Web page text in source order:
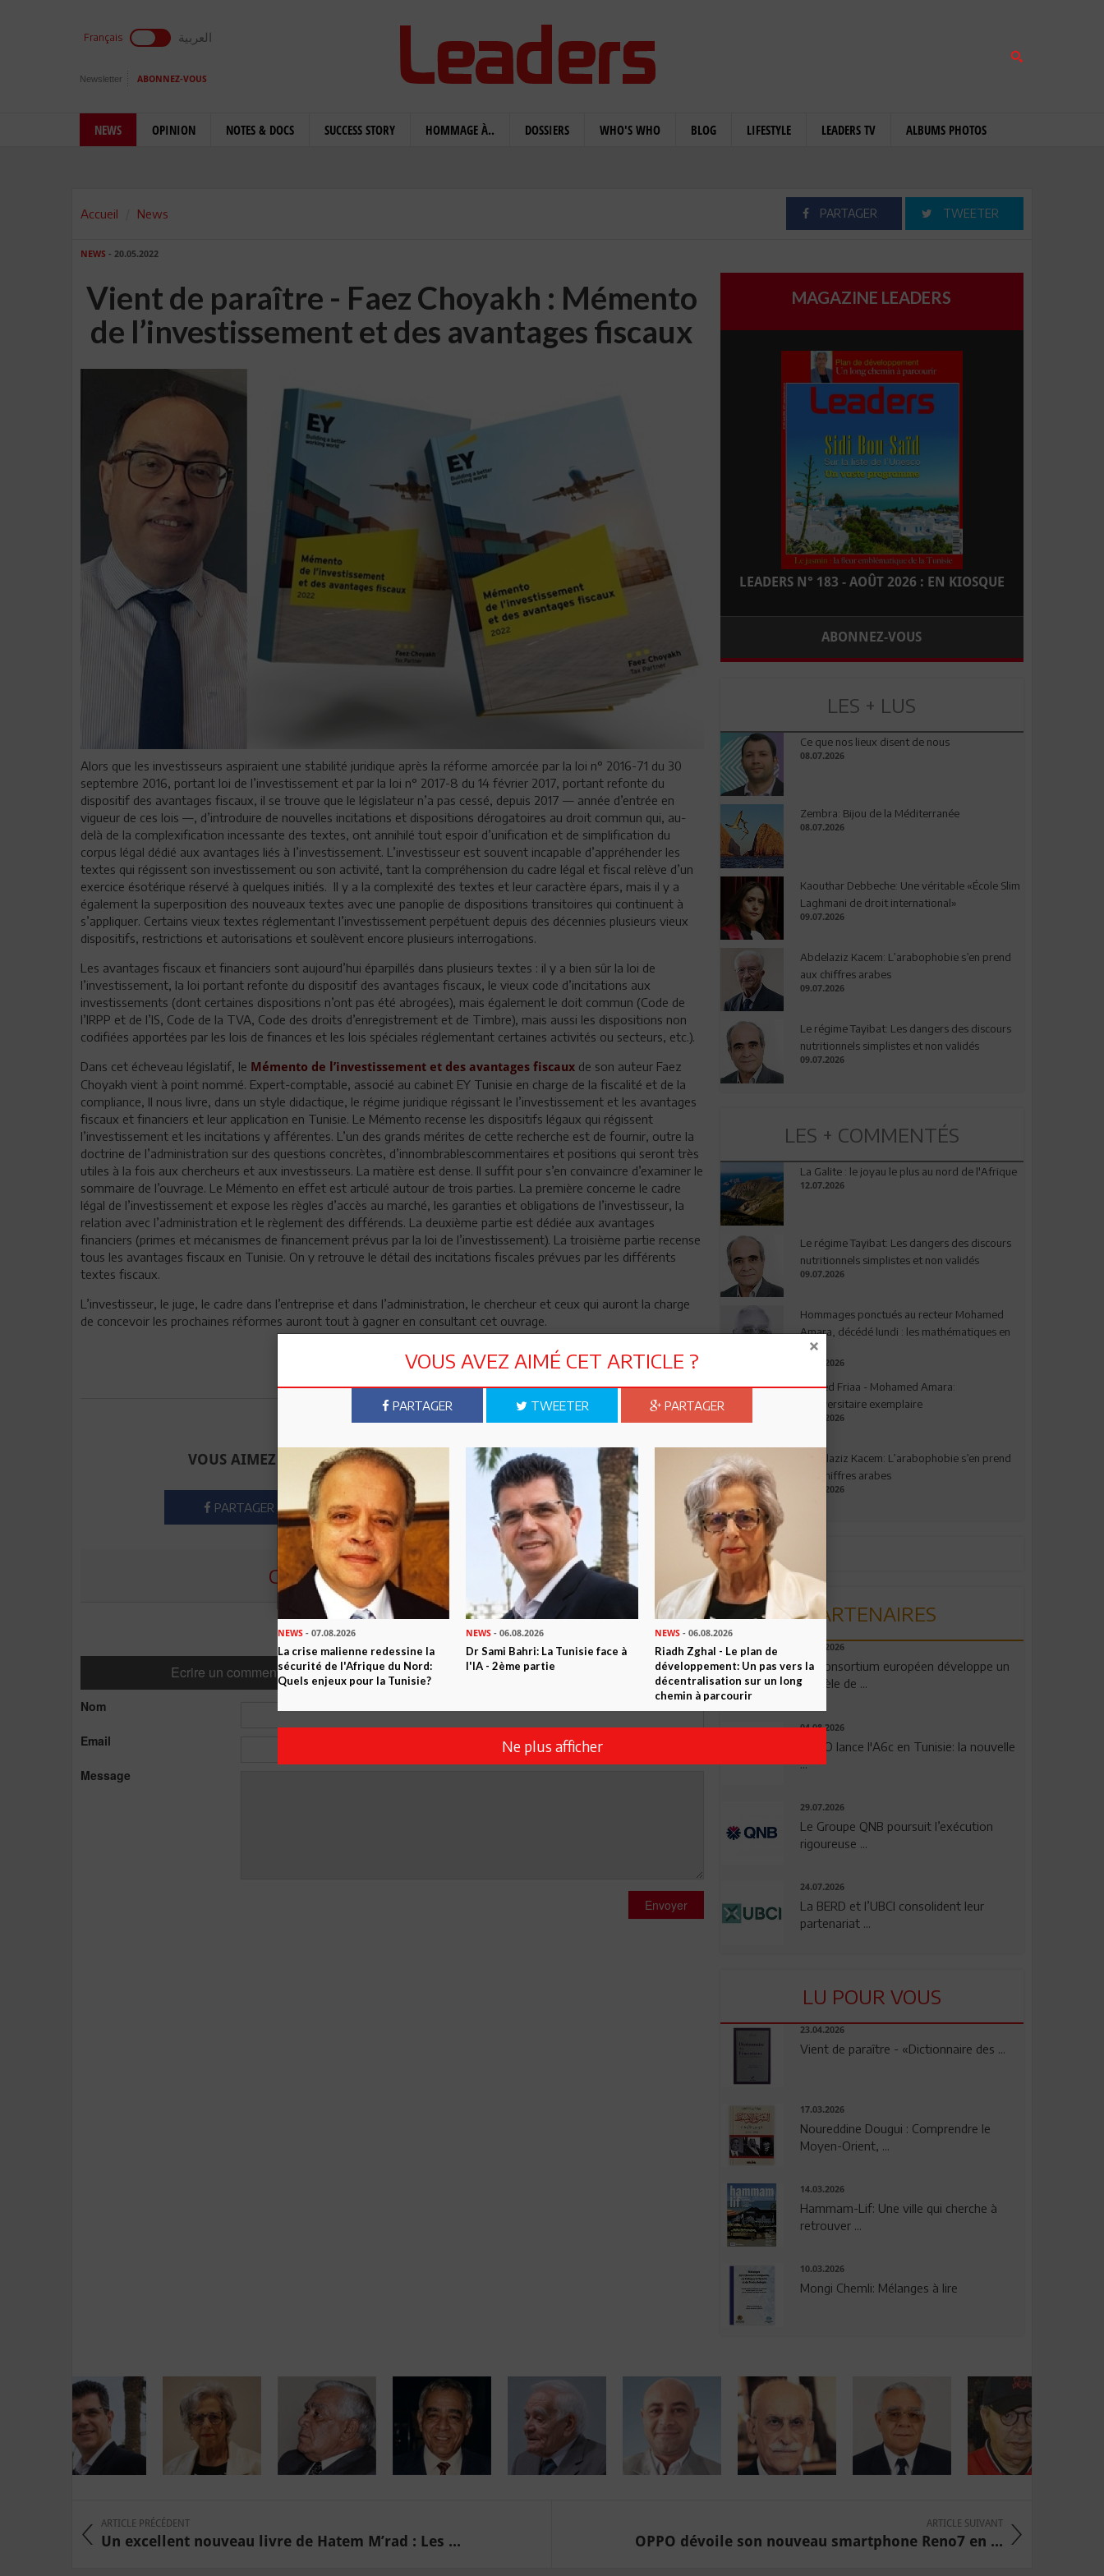
Français العربية
Newsletter ABONNEZ-VOUS
NEWS OPINION NOTES & DOCS SUCCESS STORY HOMMAGE À.. DOSSIERS WHO'S WHO BLOG LIFESTYLE LEADERS TV ALBUMS PHOTOS
Accueil News PARTAGER TWEETER
NEWS - 20.05.2022
Vient de paraître - Faez Choyakh : Mémento
de l’investissement et des avantages fiscaux
Alors que les investisseurs aspiraient une stabilité juridique après la réforme amorcée par la loi n° 2016-71 du 30
septembre 2016, portant loi de l’investissement et par la loi n° 2017-8 du 14 février 2017, portant refonte du
dispositif des avantages fiscaux, il se trouve que le législateur n’a pas cessé, depuis 2017 — année d’entrée en
vigueur de ces lois —, d’introduire de nouvelles incitations et dispositions dérogatoires au droit commun qui, au-
delà de la complexification incessante des textes, ont annihilé tout espoir d’unification et de simplification du
corpus légal dédié aux avantages liés à l’investissement. L’investisseur est souvent incapable d’appréhender les
textes qui régissent son investissement ou son activité, tant la compréhension du cadre légal et fiscal relève d’un
exercice ésotérique réservé à quelques initiés. Il y a la complexité des textes et leur caractère épars, mais il y a
également la superposition des nouveaux textes avec une panoplie de dispositions transitoires qui continuent à
s’appliquer. Certains vieux textes réglementant l’investissement perpétuent depuis des décennies plusieurs vieux
dispositifs, restrictions et autorisations et soulèvent encore plusieurs interrogations.
Les avantages fiscaux et financiers sont aujourd’hui éparpillés dans plusieurs textes : il y a bien sûr la loi de
l’investissement, la loi portant refonte du dispositif des avantages fiscaux, le vieux code d’incitations aux
investissements (dont certaines dispositions n’ont pas été abrogées), mais également le doit commun (Code de
l’IRPP et de l’IS, Code de la TVA, Code des droits d’enregistrement et de Timbre), mais aussi les dispositions non
codifiées apportées par les lois de finances et les lois spéciales réglementant certaines activités ou secteurs, etc.).
Dans cet écheveau législatif, le Mémento de l’investissement et des avantages fiscaux de son auteur Faez
Choyakh vient à point nommé. Expert-comptable, associé au cabinet EY Tunisie en charge de la fiscalité et de la
compliance, Il nous livre, dans un style didactique, le régime juridique régissant le l’investissement et les avantages
fiscaux et financiers et leur application en Tunisie. Le Mémento recense les dispositifs légaux qui régissent
l’investissement et les incitations y afférentes. L’un des grands mérites de cette recherche est de fournir, outre la
doctrine de l’administration sur des questions concrètes, d’innombrablescommentaires et positions qui seront très
utiles à la fois aux chercheurs et aux investisseurs. La matière est dense. Il suffit pour s’en convaincre d’examiner le
sommaire de l’ouvrage. Le Mémento en effet est articulé autour de trois parties. La première concerne le cadre
légal de l’investissement et expose les règles d’accès au marché, les garanties et obligations de l’investisseur, la
relation avec l’administration et le règlement des différends. La deuxième partie est dédiée aux avantages
financiers (primes et mécanismes de financement prévus par la loi de l’investissement). La troisième partie recense
tous les avantages fiscaux en Tunisie. On y retrouve le détail des incitations fiscales prévues par les différents
textes fiscaux.
L’investisseur, le juge, le cadre dans l’entreprise et dans l’administration, le chercheur et ceux qui auront la charge
de concevoir les prochaines réformes auront tout à gagner en consultant cet ouvrage.
Envoyer à un ami Imprimer
VOUS AIMEZ CET ARTICLE ? PARTAGEZ-LE AVEC VOS AMIS !
PARTAGER TWEETER ABONNEZ-VOUS
COMMENTER CET ARTICLE
Commentaires
Ecrire un commentaire Commenter
Nom
Email
Message
Envoyer
MAGAZINE LEADERS
LEADERS N° 183 - AOÛT 2026 : EN KIOSQUE
ABONNEZ-VOUS
LES + LUS
Ce que nos lieux disent de nous
08.07.2026
Zembra: Bijou de la Méditerranée
08.07.2026
Kaouthar Debbeche: Une véritable «École Slim
Laghmani de droit international»
09.07.2026
Abdelaziz Kacem: L’arabophobie s’en prend
aux chiffres arabes
09.07.2026
Le régime Tayibat: Les dangers des discours
nutritionnels simplistes et non validés
09.07.2026
LES + COMMENTÉS
La Galite : le joyau le plus au nord de l'Afrique
12.07.2026
Le régime Tayibat: Les dangers des discours
nutritionnels simplistes et non validés
09.07.2026
Hommages ponctués au recteur Mohamed
Amara, décédé lundi : les mathématiques en
deuil
03.08.2026
Ahmed Friaa - Mohamed Amara:
l’Universitaire exemplaire
04.08.2026
Abdelaziz Kacem: L’arabophobie s’en prend
aux chiffres arabes
09.07.2026
PARTENAIRES
06.08.2026
Un consortium européen développe un
modèle de ...
04.08.2026
OPPO lance l'A6c en Tunisie: la nouvelle
...
29.07.2026
Le Groupe QNB poursuit l’exécution
rigoureuse ...
24.07.2026
La BERD et l’UBCI consolident leur
partenariat ...
LU POUR VOUS
23.04.2026
Vient de paraître - «Dictionnaire des ...
17.03.2026
Noureddine Dougui : Comprendre le
Moyen-Orient, ...
14.03.2026
Hammam-Lif: Une ville qui cherche à
retrouver ...
10.03.2026
Mongi Chemli: Mélanges à lire
ARTICLE PRÉCÉDENT
Un excellent nouveau livre de Hatem M’rad : Les ...
ARTICLE SUIVANT
OPPO dévoile son nouveau smartphone Reno7 en ...
VOUS AVEZ AIMÉ CET ARTICLE ?
PARTAGER TWEETER PARTAGER
NEWS - 07.08.2026
La crise malienne redessine la
sécurité de l'Afrique du Nord:
Quels enjeux pour la Tunisie?
NEWS - 06.08.2026
Dr Sami Bahri: La Tunisie face à
l'IA - 2ème partie
NEWS- 06.08.2026
Riadh Zghal - Le plan de
développement: Un pas vers la
décentralisation sur un long
chemin à parcourir
Ne plus afficher